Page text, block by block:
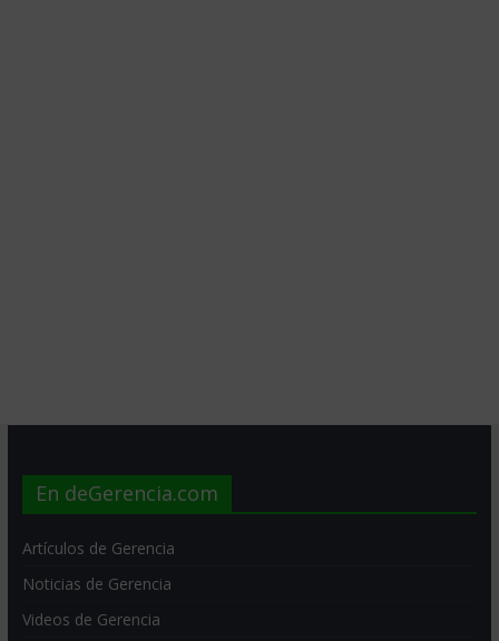
En deGerencia.com
Artículos de Gerencia
Noticias de Gerencia
Videos de Gerencia